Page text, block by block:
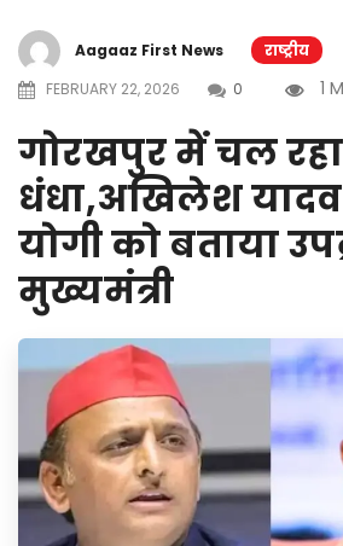
Aagaaz First News
राष्ट्रीय
FEBRUARY 22, 2026
0 1
गोरखपुर में चल
धंधा,अखिलेश
योगी को बताया
मुख्यमंत्री